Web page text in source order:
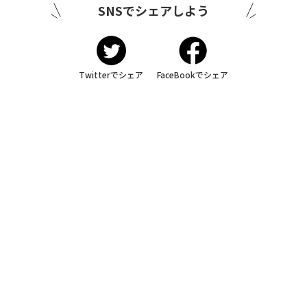
SNSでシェアしよう
Twitterでシェア FaceBookでシェア